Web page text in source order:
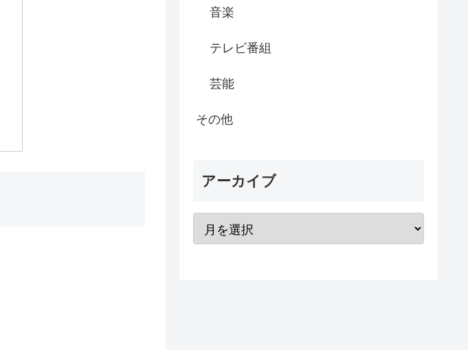
音楽
テレビ番組
芸能
その他
アーカイブ